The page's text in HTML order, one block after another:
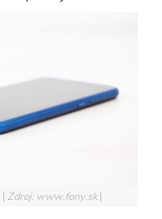
Zdroj: www.fony.sk